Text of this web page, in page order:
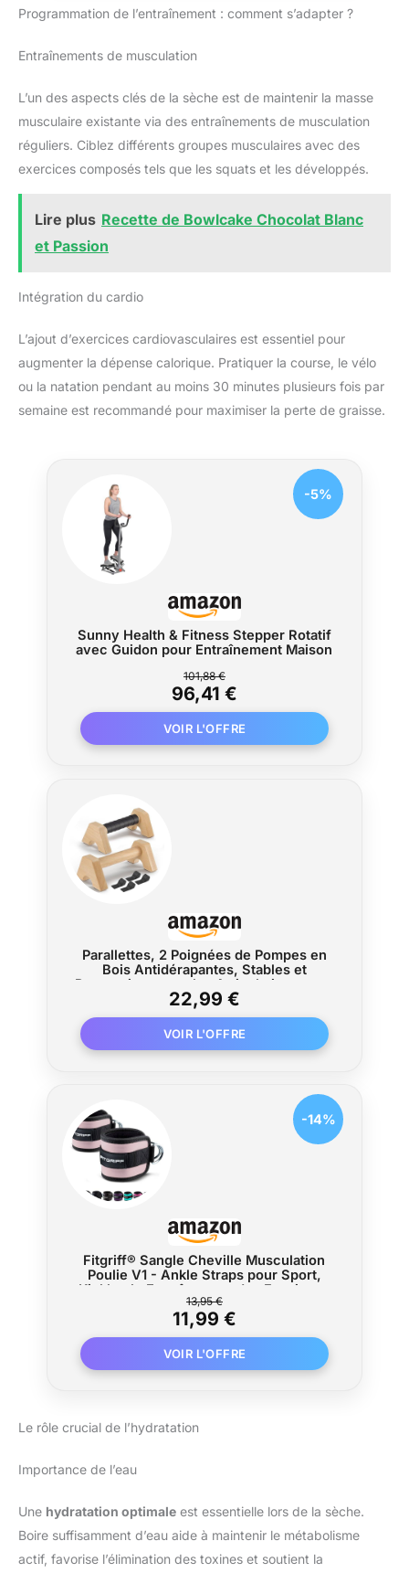
Programmation de l’entraînement : comment s’adapter ?
Entraînements de musculation
L’un des aspects clés de la sèche est de maintenir la masse
musculaire existante via des entraînements de musculation
réguliers. Ciblez différents groupes musculaires avec des
exercices composés tels que les squats et les développés.
Lire plus Recette de Bowlcake Chocolat Blanc
et Passion
Intégration du cardio
L’ajout d’exercices cardiovasculaires est essentiel pour
augmenter la dépense calorique. Pratiquer la course, le vélo
ou la natation pendant au moins 30 minutes plusieurs fois par
semaine est recommandé pour maximiser la perte de graisse.
Sunny Health & Fitness Stepper Rotatif
avec Guidon pour Entraînement Maison
101,88 €
96,41 €
-5%
Parallettes, 2 Poignées de Pompes en
Bois Antidérapantes, Stables et
Protectrices pour les Articulations avec
Deux Sangles Amovibles, Equipement
Cardio pour Appuis Renversés et
Pompes
22,99 €
Fitgriff® Sangle Cheville Musculation
Poulie V1 - Ankle Straps pour Sport,
Kickback, Entraînement des Fessiers -
Accessoires de Fitness pour Cable
Machines (Blush Pink)
13,95 €
11,99 €
-14%
Le rôle crucial de l’hydratation
Importance de l’eau
Une hydratation optimale est essentielle lors de la sèche.
Boire suffisamment d’eau aide à maintenir le métabolisme
actif, favorise l’élimination des toxines et soutient la